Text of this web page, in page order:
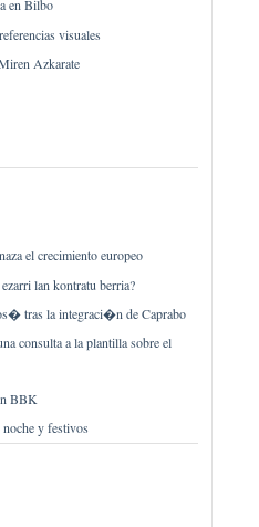
en Bilbo
visuales
Azkarate
el crecimiento europeo
lan kontratu berria?
tras la integraci�n de Caprabo
consulta a la plantilla sobre el
BBK
y festivos